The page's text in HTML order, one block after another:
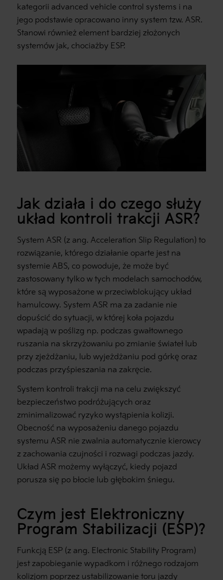
kategorii advanced vehicle control systems i na
jego podstawie opracowano inny system tzw. ASR.
Stanowi również element bardziej złożonych
systemów jak, chociażby ESP.
Jak działa i do czego służy
układ kontroli trakcji ASR?
System ASR (z ang. Acceleration Slip Regulation) to
rozwiązanie, którego działanie oparte jest na
systemie ABS, co powoduje, że może być
zastosowany tylko w tych modelach samochodów,
które są wyposażone w przeciwblokujący układ
hamulcowy. System ASR ma za zadanie nie
dopuścić do sytuacji, w której koła pojazdu
wpadają w poślizg np. podczas gwałtownego
ruszania na skrzyżowaniu po zmianie świateł lub
przy zjeżdżaniu, lub wyjeżdżaniu pod górkę oraz
podczas przyśpieszania na zakręcie.
System kontroli trakcji ma na celu zwiększyć
bezpieczeństwo podróżujących oraz
zminimalizować ryzyko wystąpienia kolizji.
Obecność na wyposażeniu danego pojazdu
systemu ASR nie zwalnia automatycznie kierowcy
z zachowania czujności i rozwagi podczas jazdy.
Układ ASR możemy wyłączyć, kiedy pojazd
porusza się po błocie lub głębokim śniegu.
Czym jest Elektroniczny
Program Stabilizacji (ESP)?
Funkcją ESP (z ang. Electronic Stability Program)
jest zapobieganie wypadkom i różnego rodzajom
kolizjom poprzez ustabilizowanie toru jazdy